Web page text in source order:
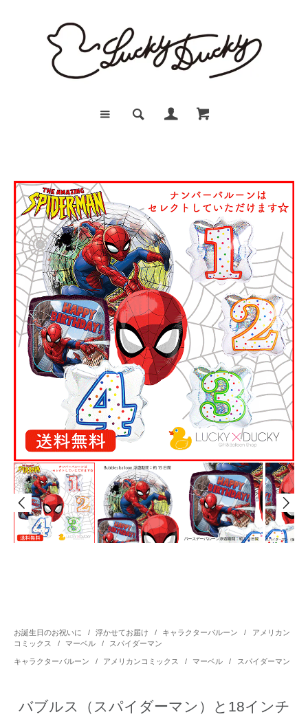
お誕生日のお祝いに / 浮かせてお届け / キャラクターバルーン /
アメリカン
コミックス
/ マーベル / スパイダーマン
キャラクターバルーン / アメリカンコミックス / マーベル / スパイダーマン
バブルス（スパイダーマン）と18インチ